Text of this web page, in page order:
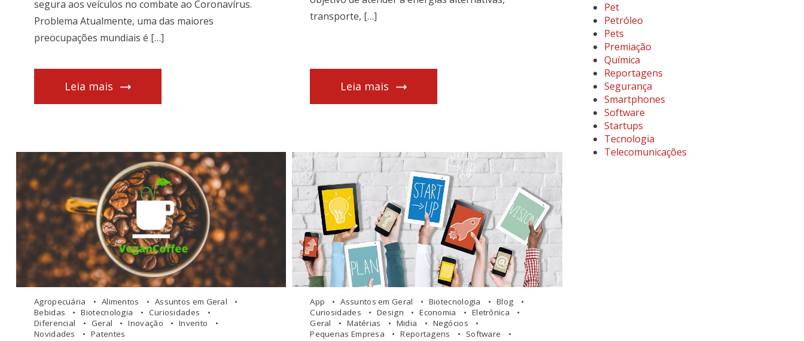
segura aos veículos no combate ao Coronavírus.
Problema Atualmente, uma das maiores
preocupações mundiais é […]
Leia mais
transporte, […]
Leia mais
Agropecuária Alimentos
Assuntos em Geral
Bebidas
Biotecnologia
Curiosidades
Diferencial
Geral Inovação
Invento
Novidades
Patentes
App Assuntos em Geral Biotecnologia
Blog
Curiosidades
Design Economia
Eletrônica
Geral
Matérias Midia
Negócios
Pequenas Empresa
Reportagens
Software
Pet
Petróleo
Pets
Premiação
Química
Reportagens
Segurança
Smartphones
Software
Startups
Tecnologia
Telecomunicações